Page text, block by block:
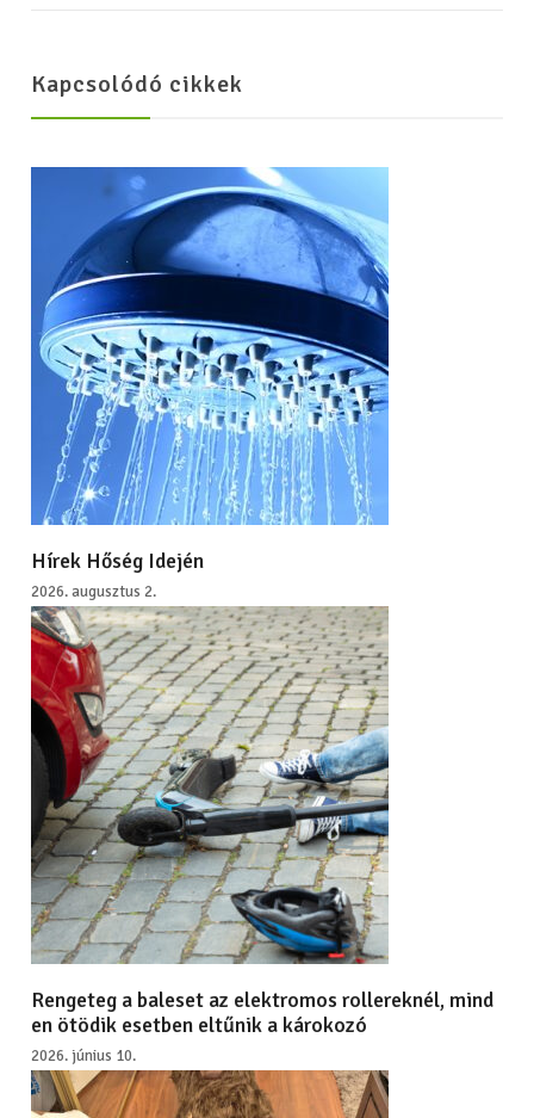
Kapcsolódó cikkek
Hírek Hőség Idején
2026. augusztus 2.
Rengeteg a baleset az elektromos rollereknél, mind
en ötödik esetben eltűnik a károkozó
2026. június 10.